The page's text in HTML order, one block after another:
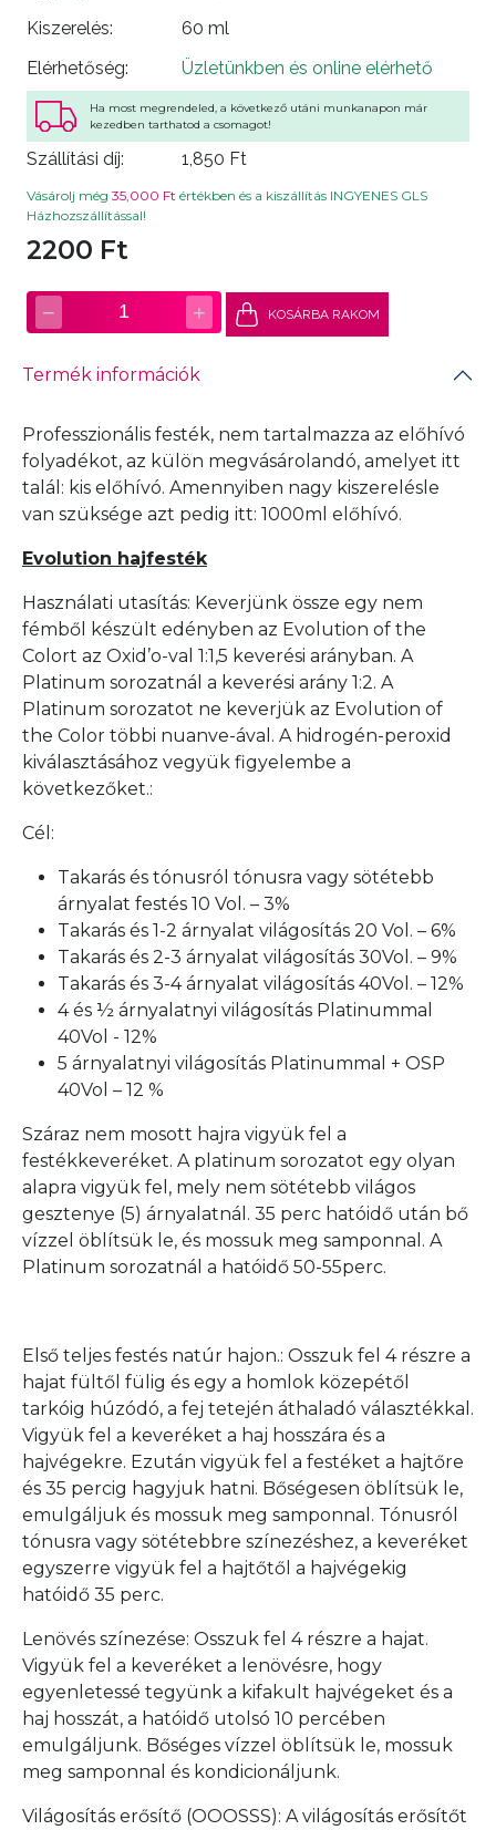
Kiszerelés:
60 ml
Elérhetőség:
Üzletünkben és online elérhető
Ha most megrendeled, a következő utáni munkanapon már
kezedben tarthatod a csomagot!
Szállítási díj: 1,850 Ft
Vásárolj még 35,000 Ft értékben és a kiszállítás INGYENES GLS
Házhozszállítással!
2200 Ft
− 1 + KOSÁRBA RAKOM
Termék információk
Professzionális festék, nem tartalmazza az előhívó
folyadékot, az külön megvásárolandó, amelyet itt
talál: kis előhívó. Amennyiben nagy kiszerelésle
van szüksége azt pedig itt: 1000ml előhívó.
Evolution hajfesték
Használati utasítás: Keverjünk össze egy nem
fémből készült edényben az Evolution of the
Colort az Oxid’o-val 1:1,5 keverési arányban. A
Platinum sorozatnál a keverési arány 1:2. A
Platinum sorozatot ne keverjük az Evolution of
the Color többi nuanve-ával. A hidrogén-peroxid
kiválasztásához vegyük figyelembe a
következőket.:
Cél:
Takarás és tónusról tónusra vagy sötétebb
árnyalat festés 10 Vol. – 3%
Takarás és 1-2 árnyalat világosítás 20 Vol. – 6%
Takarás és 2-3 árnyalat világosítás 30Vol. – 9%
Takarás és 3-4 árnyalat világosítás 40Vol. – 12%
4 és ½ árnyalatnyi világosítás Platinummal
40Vol - 12%
5 árnyalatnyi világosítás Platinummal + OSP
40Vol – 12 %
Száraz nem mosott hajra vigyük fel a
festékkeveréket. A platinum sorozatot egy olyan
alapra vigyük fel, mely nem sötétebb világos
gesztenye (5) árnyalatnál. 35 perc hatóidő után bő
vízzel öblítsük le, és mossuk meg samponnal. A
Platinum sorozatnál a hatóidő 50-55perc.
Első teljes festés natúr hajon.: Osszuk fel 4 részre a
hajat fültől fülig és egy a homlok közepétől
tarkóig húzódó, a fej tetején áthaladó választékkal.
Vigyük fel a keveréket a haj hosszára és a
hajvégekre. Ezután vigyük fel a festéket a hajtőre
és 35 percig hagyjuk hatni. Bőségesen öblítsük le,
emulgáljuk és mossuk meg samponnal. Tónusról
tónusra vagy sötétebbre színezéshez, a keveréket
egyszerre vigyük fel a hajtőtől a hajvégekig
hatóidő 35 perc.
Lenövés színezése: Osszuk fel 4 részre a hajat.
Vigyük fel a keveréket a lenövésre, hogy
egyenletessé tegyünk a kifakult hajvégeket és a
haj hosszát, a hatóidő utolsó 10 percében
emulgáljunk. Bőséges vízzel öblítsük le, mossuk
meg samponnal és kondicionáljunk.
Világosítás erősítő (OOOSSS): A világosítás erősítőt